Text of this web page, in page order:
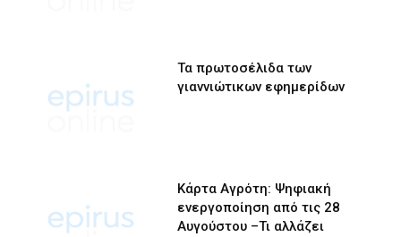
Τα πρωτοσέλιδα των
γιαννιώτικων εφημερίδων
Κάρτα Αγρότη: Ψηφιακή
ενεργοποίηση από τις 28
Αυγούστου –Τι αλλάζει